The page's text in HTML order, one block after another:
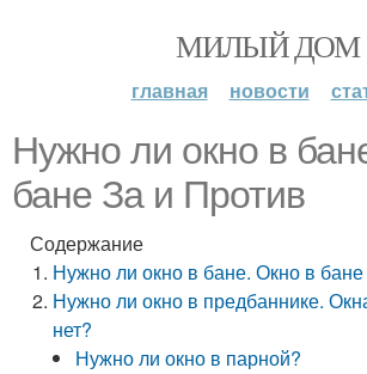
МИЛЫЙ ДОМ
главная новости
Нужно ли окно в
бане За и Против
Содержание
Нужно ли окно в бане. Окно в
Нужно ли окно в предбаннике.
нет?
Нужно ли окно в парной?